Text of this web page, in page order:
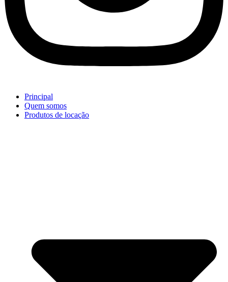
Principal
Quem somos
Produtos de locação